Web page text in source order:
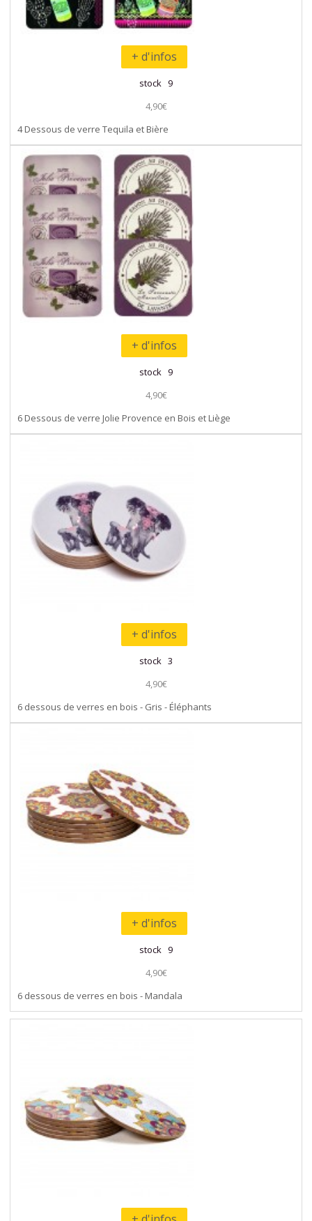
+ d'infos
stock 9
4,90€
4 Dessous de verre Tequila et Bière
+ d'infos
stock 9
4,90€
6 Dessous de verre Jolie Provence en Bois et Liège
+ d'infos
stock 3
4,90€
6 dessous de verres en bois - Gris - Éléphants
+ d'infos
stock 9
4,90€
6 dessous de verres en bois - Mandala